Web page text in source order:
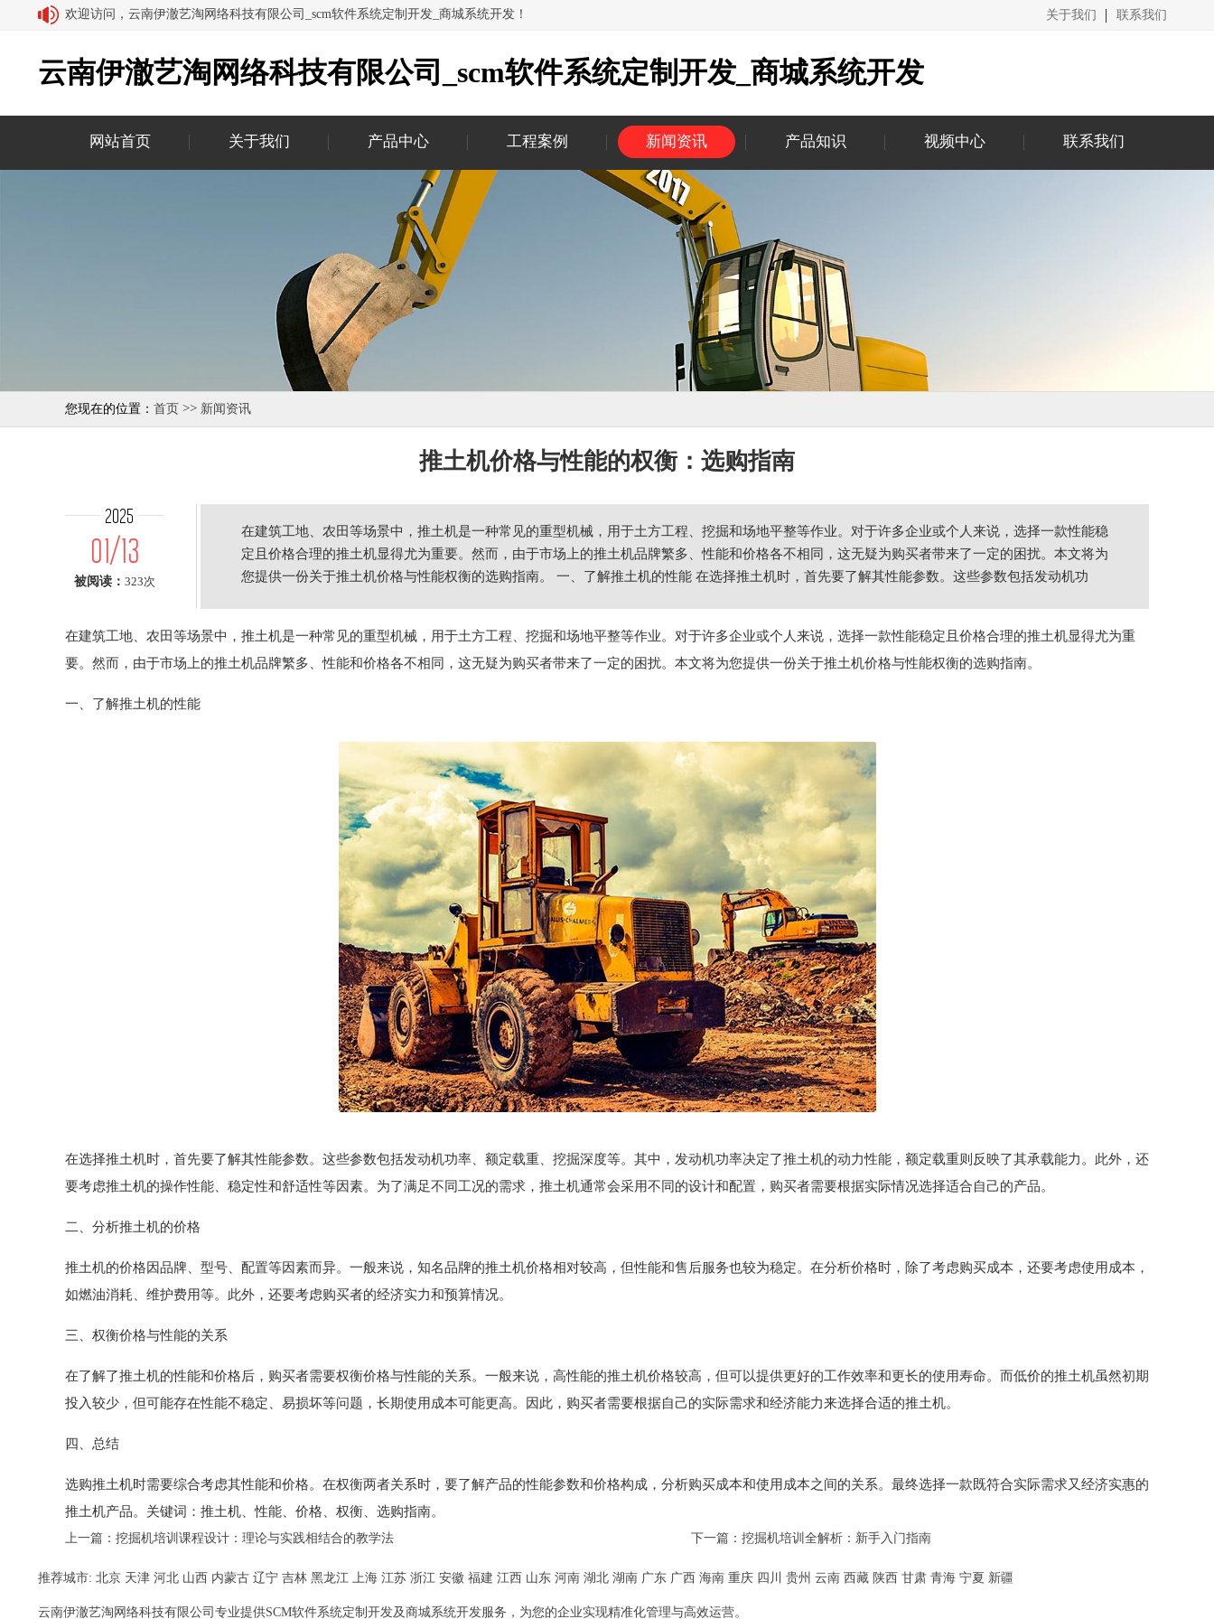
欢迎访问，云南伊澈艺淘网络科技有限公司_scm软件系统定制开发_商城系统开发！ 关于我们 联系我们
云南伊澈艺淘网络科技有限公司_scm软件系统定制开发_商城系统开发
网站首页 关于我们 产品中心 工程案例 新闻资讯 产品知识 视频中心 联系我们
您现在的位置： 首页 >> 新闻资讯
推土机价格与性能的权衡：选购指南
2025
01/13
被阅读： 323次
在建筑工地、农田等场景中，推土机是一种常见的重型机械，用于土方工程、挖掘和场地平整等作业。对于许多企业或个人来说，选择一款性能稳
定且价格合理的推土机显得尤为重要。然而，由于市场上的推土机品牌繁多、性能和价格各不相同，这无疑为购买者带来了一定的困扰。本文将为
您提供一份关于推土机价格与性能权衡的选购指南。 一、了解推土机的性能 在选择推土机时，首先要了解其性能参数。这些参数包括发动机功
在建筑工地、农田等场景中，推土机是一种常见的重型机械，用于土方工程、挖掘和场地平整等作业。对于许多企业或个人来说，选择一款性能稳定且价格合理的推土机显得尤为重
要。然而，由于市场上的推土机品牌繁多、性能和价格各不相同，这无疑为购买者带来了一定的困扰。本文将为您提供一份关于推土机价格与性能权衡的选购指南。
一、了解推土机的性能
在选择推土机时，首先要了解其性能参数。这些参数包括发动机功率、额定载重、挖掘深度等。其中，发动机功率决定了推土机的动力性能，额定载重则反映了其承载能力。此外，还
要考虑推土机的操作性能、稳定性和舒适性等因素。为了满足不同工况的需求，推土机通常会采用不同的设计和配置，购买者需要根据实际情况选择适合自己的产品。
二、分析推土机的价格
推土机的价格因品牌、型号、配置等因素而异。一般来说，知名品牌的推土机价格相对较高，但性能和售后服务也较为稳定。在分析价格时，除了考虑购买成本，还要考虑使用成本，
如燃油消耗、维护费用等。此外，还要考虑购买者的经济实力和预算情况。
三、权衡价格与性能的关系
在了解了推土机的性能和价格后，购买者需要权衡价格与性能的关系。一般来说，高性能的推土机价格较高，但可以提供更好的工作效率和更长的使用寿命。而低价的推土机虽然初期
投入较少，但可能存在性能不稳定、易损坏等问题，长期使用成本可能更高。因此，购买者需要根据自己的实际需求和经济能力来选择合适的推土机。
四、总结
选购推土机时需要综合考虑其性能和价格。在权衡两者关系时，要了解产品的性能参数和价格构成，分析购买成本和使用成本之间的关系。最终选择一款既符合实际需求又经济实惠的
推土机产品。关键词：推土机、性能、价格、权衡、选购指南。
上一篇： 挖掘机培训课程设计：理论与实践相结合的教学法 下一篇： 挖掘机培训全解析：新手入门指南
推荐城市: 北京 天津 河北 山西 内蒙古 辽宁 吉林 黑龙江 上海 江苏 浙江 安徽 福建 江西 山东 河南 湖北 湖南 广东 广西 海南 重庆 四川 贵州 云南 西藏 陕西 甘肃 青海 宁夏 新疆
云南伊澈艺淘网络科技有限公司专业提供SCM软件系统定制开发及商城系统开发服务，为您的企业实现精准化管理与高效运营。